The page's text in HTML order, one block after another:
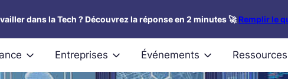
dans la Tech ? Découvrez la réponse en 2 minutes 🚀Remplir le
Entreprises Événements Ressources